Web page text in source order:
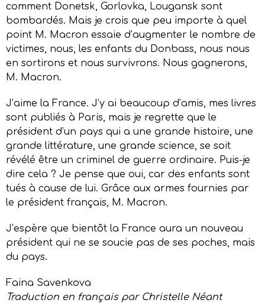
comment Donetsk, Gorlovka, Lougansk sont
bombardés. Mais je crois que peu importe à quel
point M. Macron essaie d’augmenter le nombre de
victimes, nous, les enfants du Donbass, nous nous
en sortirons et nous survivrons. Nous gagnerons,
M. Macron.
J’aime la France. J’y ai beaucoup d’amis, mes livres
sont publiés à Paris, mais je regrette que le
président d’un pays qui a une grande histoire, une
grande littérature, une grande science, se soit
révélé être un criminel de guerre ordinaire. Puis-je
dire cela ? Je pense que oui, car des enfants sont
tués à cause de lui. Grâce aux armes fournies par
le président français, M. Macron.
J’espère que bientôt la France aura un nouveau
président qui ne se soucie pas de ses poches, mais
du pays.
Faina Savenkova
Traduction en français par Christelle Néant